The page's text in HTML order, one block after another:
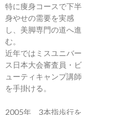
特に痩身コースで下半
身やせの需要を実感
し、美脚専門の道へ進
む。
近年ではミスユニバー
ス日本大会審査員・ビ
ューティキャンプ講師
を手掛ける。
2005年 3本指歩行を